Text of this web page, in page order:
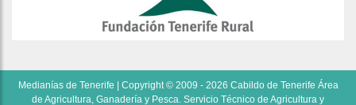
Medianías de Tenerife | Copyright © 2009 - 2026 Cabildo de Tenerife Área
de Agricultura, Ganadería y Pesca. Servicio Técnico de Agricultura y